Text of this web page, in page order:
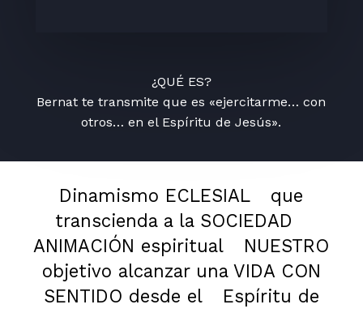
¿QUÉ ES?
Bernat te transmite que es «ejercitarme… con
otros… en el Espíritu de Jesús».
Dinamismo ECLESIAL
que
transcienda a la SOCIEDAD
ANIMACIÓN espiritual
NUESTRO
objetivo alcanzar una VIDA CON
SENTIDO desde el
Espíritu de